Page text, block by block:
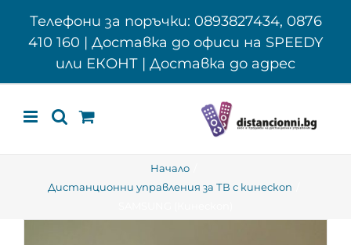
Телефони за поръчки: 0893827434, 0876
410 160 | Доставка до офиси на SPEEDY
или ЕКОНТ | Доставка до адрес
Начало
Дистанционни управления за ТВ с кинескоп